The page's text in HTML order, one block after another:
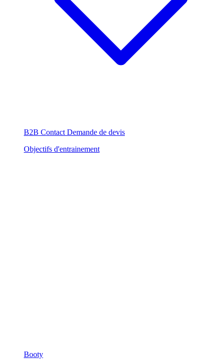
B2B Contact Demande de devis
Objectifs d'entrainement
Booty